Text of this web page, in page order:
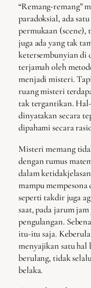
“Remang-remang”
paradoksial, ada
permukaan (scene),
juga ada yang tak
ketersembunyian di
terjamah oleh
menjadi misteri.
ruang misteri
tak tergantikan.
dinyatakan secara
dipahami secara
Misteri memang
dengan rumus
dalam
mampu
seperti takdir juga
saat, pada jarum
pengulangan.
itu-itu saja.
menyajikan satu hal
berulang, tidak
belaka.